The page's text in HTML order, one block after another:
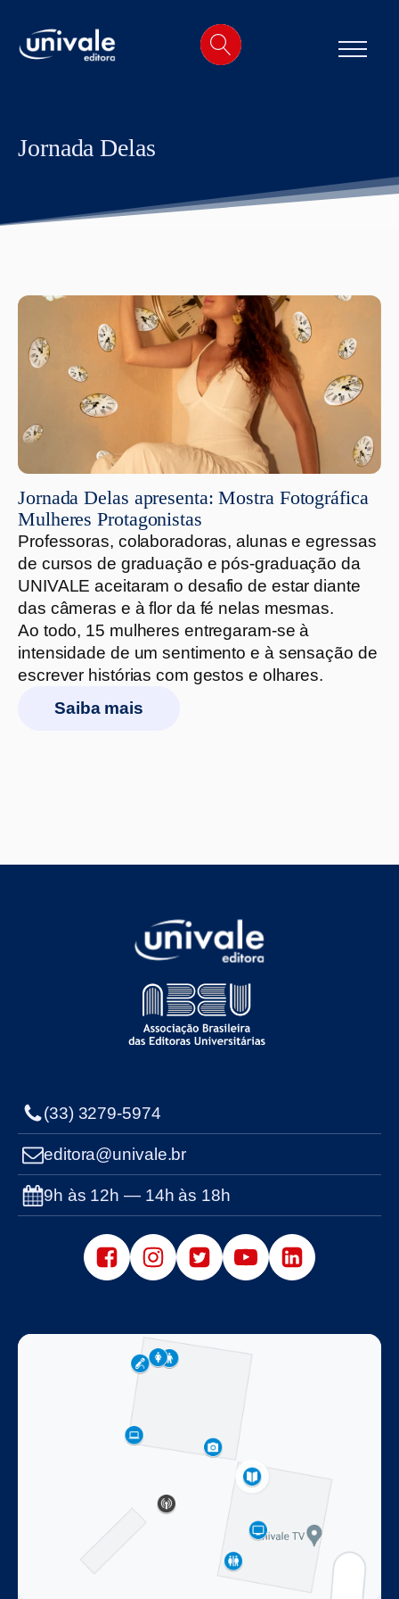
Jornada Delas
Jornada Delas apresenta: Mostra Fotográfica
Mulheres Protagonistas
Professoras, colaboradoras, alunas e egressas
de cursos de graduação e pós-graduação da
UNIVALE aceitaram o desafio de estar diante
das câmeras e à flor da fé nelas mesmas.
Ao todo, 15 mulheres entregaram-se à
intensidade de um sentimento e à sensação de
escrever histórias com gestos e olhares.
Saiba mais
(33) 3279-5974
editora@univale.br
9h às 12h — 14h às 18h